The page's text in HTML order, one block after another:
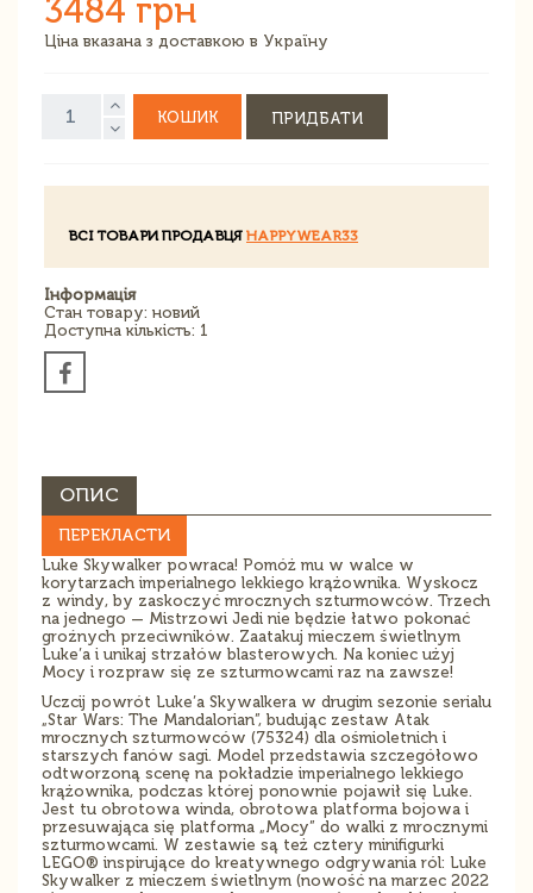
3484 грн
Ціна вказана з доставкою в Україну
КОШИК ПРИДБАТИ
ВСІ ТОВАРИ ПРОДАВЦЯ HAPPYWEAR33
Інформація
Стан товару: новий
Доступна кількість: 1
ОПИС
ПЕРЕКЛАСТИ
Luke Skywalker powraca! Pomóż mu w walce w
korytarzach imperialnego lekkiego krążownika. Wyskocz
z windy, by zaskoczyć mrocznych szturmowców. Trzech
na jednego — Mistrzowi Jedi nie będzie łatwo pokonać
groźnych przeciwników. Zaatakuj mieczem świetlnym
Luke’a i unikaj strzałów blasterowych. Na koniec użyj
Mocy i rozpraw się ze szturmowcami raz na zawsze!
Uczcij powrót Luke’a Skywalkera w drugim sezonie serialu
„Star Wars: The Mandalorian”, budując zestaw Atak
mrocznych szturmowców (75324) dla ośmioletnich i
starszych fanów sagi. Model przedstawia szczegółowo
odtworzoną scenę na pokładzie imperialnego lekkiego
krążownika, podczas której ponownie pojawił się Luke.
Jest tu obrotowa winda, obrotowa platforma bojowa i
przesuwająca się platforma „Mocy” do walki z mrocznymi
szturmowcami. W zestawie są też cztery minifigurki
LEGO® inspirujące do kreatywnego odgrywania ról: Luke
Skywalker z mieczem świetlnym (nowość na marzec 2022